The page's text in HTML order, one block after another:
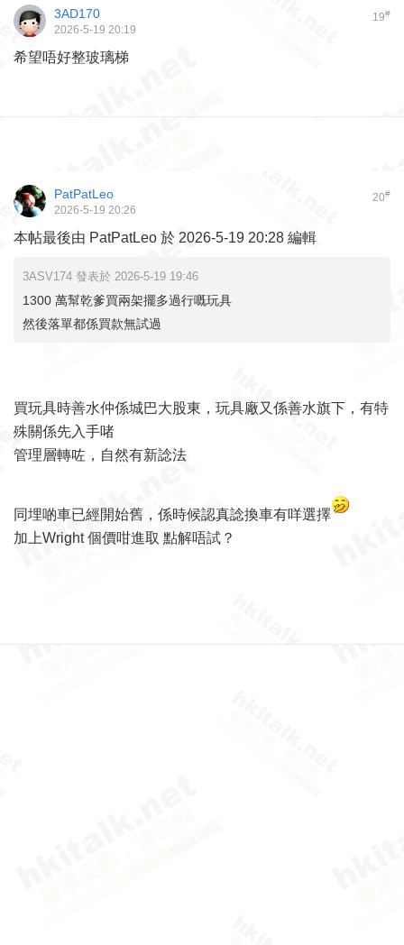
19#
3AD170
2026-5-19 20:19
希望唔好整玻璃梯
20#
PatPatLeo
2026-5-19 20:26
本帖最後由 PatPatLeo 於 2026-5-19 20:28 編輯
3ASV174 發表於 2026-5-19 19:46
1300 萬幫乾爹買兩架擺多過行嘅玩具
然後落單都係買款無試過
買玩具時善水仲係城巴大股東，玩具廠又係善水旗下，有特
殊關係先入手啫
管理層轉咗，自然有新諗法
同埋啲車已經開始舊，係時候認真諗換車有咩選擇
加上Wright 個價咁進取 點解唔試？